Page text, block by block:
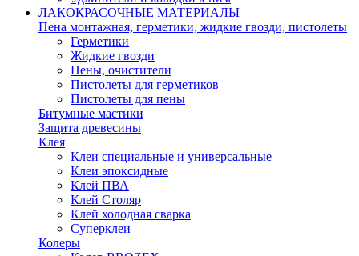
ЛАКОКРАСОЧНЫЕ МАТЕРИАЛЫ
Пена монтажная, герметики, жидкие гвозди, пистолеты
Герметики
Жидкие гвозди
Пены, очистители
Пистолеты для герметиков
Пистолеты для пены
Битумные мастики
Защита древесины
Клея
Клеи специальные и универсальные
Клеи эпоксидные
Клей ПВА
Клей Столяр
Клей холодная сварка
Суперклеи
Колеры